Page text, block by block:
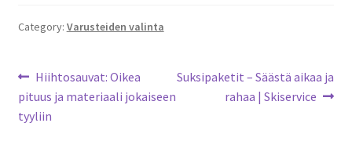
Category: Varusteiden valinta
Artikkelien
selaus
Previous
post:
Hiihtosauvat: Oikea
pituus ja materiaali jokaiseen
tyyliin
Next
Suksipaketit – Säästä aikaa ja
rahaa | Skiservice